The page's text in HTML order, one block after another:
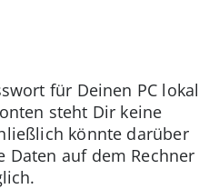
für Deinen PC lokal
steht Dir keine
könnte darüber
auf dem Rechner